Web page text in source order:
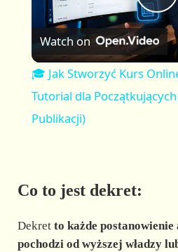
e c
r
e
P
l
a
i
Watch on
🎓 Jak Stworzyć Kurs
Tutorial dla
Publikacji)
Co to jest dekret:
Dekret to każde
pochodzi od wyższej władzy